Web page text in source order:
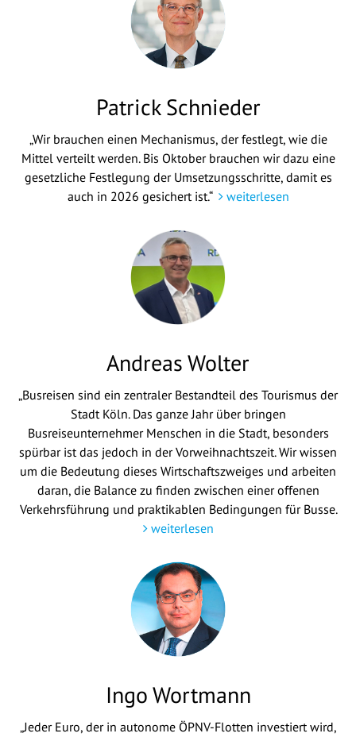
Patrick Schnieder
„Wir brauchen einen Mechanismus, der festlegt, wie die
Mittel verteilt werden. Bis Oktober brauchen wir dazu eine
gesetzliche Festlegung der Umsetzungsschritte, damit es
auch in 2026 gesichert ist.“
weiterlesen
Andreas Wolter
„Busreisen sind ein zentraler Bestandteil des Tourismus der
Stadt Köln. Das ganze Jahr über bringen
Busreiseunternehmer Menschen in die Stadt, besonders
spürbar ist das jedoch in der Vorweihnachtszeit. Wir wissen
um die Bedeutung dieses Wirtschaftszweiges und arbeiten
daran, die Balance zu finden zwischen einer offenen
Verkehrsführung und praktikablen Bedingungen für Busse.
weiterlesen
Ingo Wortmann
„Jeder Euro, der in autonome ÖPNV-Flotten investiert wird,